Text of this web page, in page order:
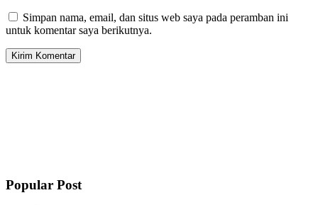
Simpan nama, email, dan situs web saya pada peramban ini
untuk komentar saya berikutnya.
Popular Post